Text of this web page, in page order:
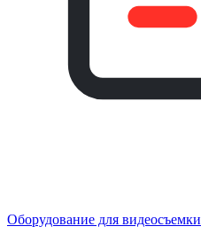
Оборудование для видеосъемки